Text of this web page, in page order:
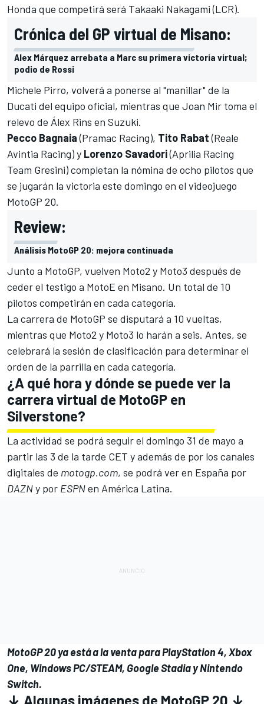
Honda que competirá será Takaaki Nakagami (LCR).
Crónica del GP virtual de Misano:
Alex Márquez arrebata a Marc su primera victoria virtual;
podio de Rossi
Michele Pirro, volverá a ponerse al "manillar" de la
Ducati del equipo oficial, mientras que Joan Mir toma el
relevo de Álex Rins en Suzuki.
Pecco Bagnaia(Pramac Racing), Tito Rabat(Reale
Avintia Racing) y Lorenzo Savadori(Aprilia Racing
Team Gresini) completan la nómina de ocho pilotos que
se jugarán la victoria este domingo en el videojuego
MotoGP 20.
Review:
Análisis MotoGP 20: mejora continuada
Junto a MotoGP, vuelven Moto2 y Moto3 después de
ceder el testigo a MotoE en Misano. Un total de 10
pilotos competirán en cada categoría.
La carrera de MotoGP se disputará a 10 vueltas,
mientras que Moto2 y Moto3 lo harán a seis. Antes, se
celebrará la sesión de clasificación para determinar el
orden de la parrilla en cada categoría.
¿A qué hora y dónde se puede ver la
carrera virtual de MotoGP en
Silverstone?
La actividad se podrá seguir el domingo 31 de mayo a
partir las 3 de la tarde CET y además de por los canales
digitales de motogp.com, se podrá ver en España por
DAZNy por ESPNen América Latina.
MotoGP 20 ya está a la venta para PlayStation 4, Xbox
One, Windows PC/STEAM, Google Stadia y Nintendo
Switch.
↓ Algunas imágenes de MotoGP 20 ↓